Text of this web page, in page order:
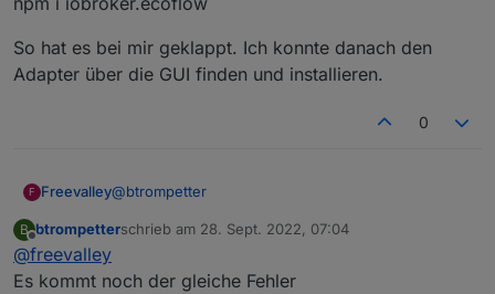
npm ERR! /opt/iobroker/.npm/_logs/2022-09-
host.iobroker Cannot install Newan/
So hat es bei mir geklappt. Ich konnte danach den
Adapter über die GUI finden und installieren.
0
F Freevalley@btrompetter
Versuchs mal so auf der Console:
npm i iobroker.ecoflow
B
Offline
btrompetterschrieb am 28. Sept. 2022, 07:04
zuletzt editiert von
@freevalley
Es kommt noch der gleiche Fehler